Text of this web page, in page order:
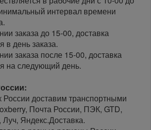
интервал времени
заказа до 15-00, доставка
в день заказа.
заказа после 15-00, доставка
на следующий день.
России доставим транспортными
Почта России, ПЭК, GTD,
Яндекс.Доставка.